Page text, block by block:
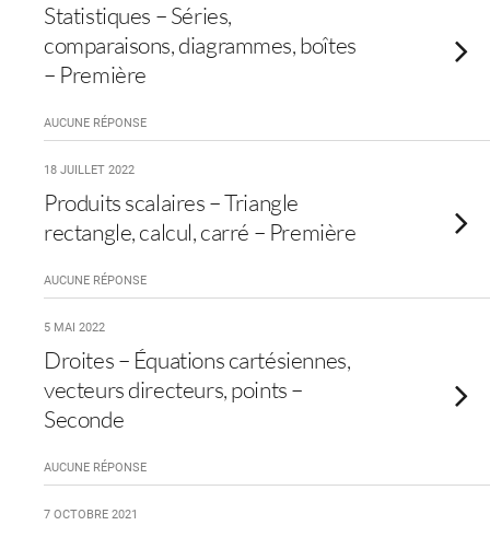
Statistiques – Séries,
comparaisons, diagrammes, boîtes
– Première
AUCUNE RÉPONSE
18 JUILLET 2022
Produits scalaires – Triangle
rectangle, calcul, carré – Première
AUCUNE RÉPONSE
5 MAI 2022
Droites – Équations cartésiennes,
vecteurs directeurs, points –
Seconde
AUCUNE RÉPONSE
7 OCTOBRE 2021